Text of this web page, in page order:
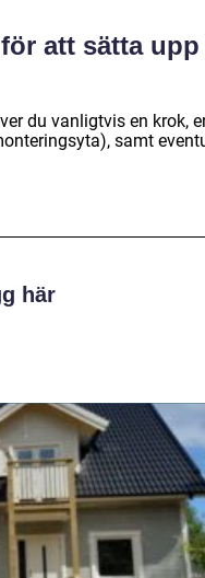
att sätta upp
du vanligtvis en krok,
samt
här